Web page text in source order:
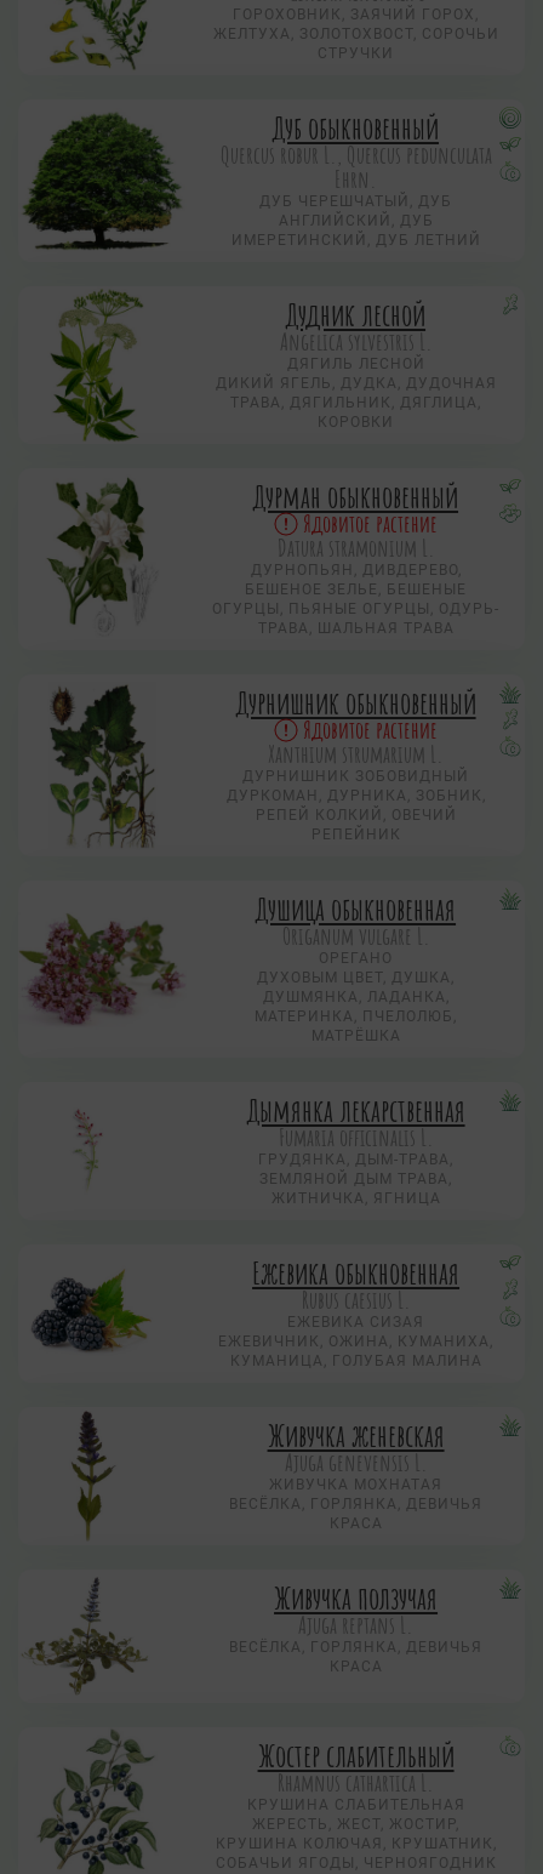
ГОРОХОВНИК, ЗАЯЧИЙ ГОРОХ,
ЖЕЛТУХА, ЗОЛОТОХВОСТ, СОРОЧЬИ
СТРУЧКИ
Дуб обыкновенный
Quercus robur L., Quercus pedunculata
Ehrn.
ДУБ ЧЕРЕШЧАТЫЙ, ДУБ
АНГЛИЙСКИЙ, ДУБ
ИМЕРЕТИНСКИЙ, ДУБ ЛЕТНИЙ
Дудник лесной
Angelica sylvestris L.
ДЯГИЛЬ ЛЕСНОЙ
ДИКИЙ ЯГЕЛЬ, ДУДКА, ДУДОЧНАЯ
ТРАВА, ДЯГИЛЬНИК, ДЯГЛИЦА,
КОРОВКИ
Дурман обыкновенный
Ядовитое растение
Datura stramonium L.
ДУРНОПЬЯН, ДИВДЕРЕВО,
БЕШЕНОЕ ЗЕЛЬЕ, БЕШЕНЫЕ
ОГУРЦЫ, ПЬЯНЫЕ ОГУРЦЫ, ОДУРЬ-
ТРАВА, ШАЛЬНАЯ ТРАВА
Дурнишник обыкновенный
Ядовитое растение
Xanthium strumarium L.
ДУРНИШНИК ЗОБОВИДНЫЙ
ДУРКОМАН, ДУРНИКА, ЗОБНИК,
РЕПЕЙ КОЛКИЙ, ОВЕЧИЙ
РЕПЕЙНИК
Душица обыкновенная
Origanum vulgare L.
ОРЕГАНО
ДУХОВЫМ ЦВЕТ, ДУШКА,
ДУШМЯНКА, ЛАДАНКА,
МАТЕРИНКА, ПЧЕЛОЛЮБ,
МАТРЁШКА
Дымянка лекарственная
Fumaria officinalis L.
ГРУДЯНКА, ДЫМ-ТРАВА,
ЗЕМЛЯНОЙ ДЫМ ТРАВА,
ЖИТНИЧКА, ЯГНИЦА
Ежевика обыкновенная
Rubus caesius L.
ЕЖЕВИКА СИЗАЯ
ЕЖЕВИЧНИК, ОЖИНА, КУМАНИХА,
КУМАНИЦА, ГОЛУБАЯ МАЛИНА
Живучка женевская
Ajuga genevensis L.
ЖИВУЧКА МОХНАТАЯ
ВЕСЁЛКА, ГОРЛЯНКА, ДЕВИЧЬЯ
КРАСА
Живучка ползучая
Аjuga reptans L.
ВЕСЁЛКА, ГОРЛЯНКА, ДЕВИЧЬЯ
КРАСА
Жостер слабительный
Rhamnus cathartica L.
КРУШИНА СЛАБИТЕЛЬНАЯ
ЖЕРЕСТЬ, ЖЕСТ, ЖОСТИР,
КРУШИНА КОЛЮЧАЯ, КРУШАТНИК,
СОБАЧЬИ ЯГОДЫ, ЧЕРНОЯГОДНИК